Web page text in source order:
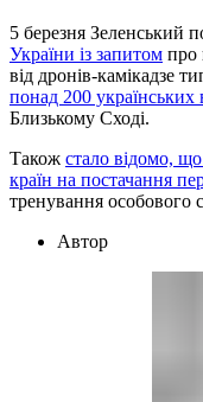
5 березня Зеленський
України із запитом про
від дронів-камікадзе
понад 200 українських
Близькому Сході.
Також стало відомо,
країн на постачання
тренування особового
Автор